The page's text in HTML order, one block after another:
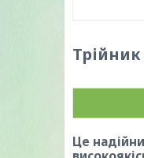
Трійник
Це